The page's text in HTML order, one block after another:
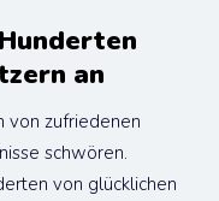
an
von zufriedenen
schwören.
von glücklichen